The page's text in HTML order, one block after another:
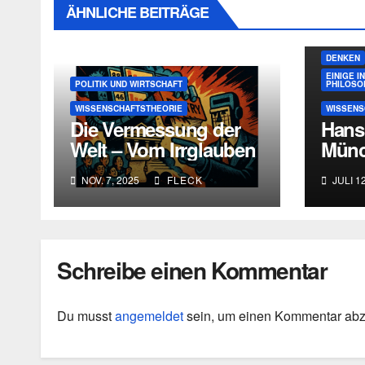
ÄHNLICHE BEITRÄGE
POLITIK UND WIRTSCHAFT
WISSENSCHAFTSTHEORIE
Die Vermessung der
Welt – Vom Irrglauben
an objektive Rankings
NOV. 7, 2025 FLECK
DENKEN
EINIGE
JULI
Schreibe einen Kommentar
Du musstangemeldetsein, um einen Kommentar